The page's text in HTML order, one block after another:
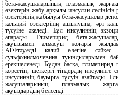
бета-жасушаларының плазмалық
өзектерін жабу арқылы инсулин
өзектерінің жабылуы бета-жасушалар
кальций өзектерінің ашылуына, әрі
түсуіне әкеледі. Бұл инсулиннің
апарады. Глимепирид бета-
ақуызымен алмасуы жоғары
АТФтәуелді калий өзегіне
сульфонилмочевина туындыларымен
ерекшеленеді. Бұдан басқа, глимепирид
көрсетіп, шеткергі тіндердің
инсулиннің бауырға түсуін азайтады.
жасушаларының плазмалық
ақуыздардың белсенді